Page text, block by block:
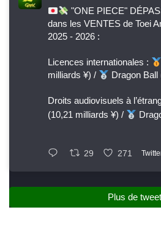
"ONE PIECE"
dans les VENTES de Toei
2025 - 2026 :
Licences internationales :
milliards ¥) /
Dragon Ball
Droits audiovisuels à
(10,21 milliards ¥) /
29 271
Plus de